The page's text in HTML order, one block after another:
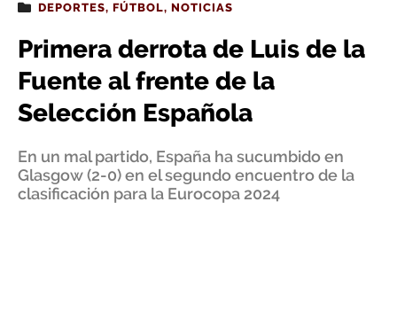
DEPORTES, FÚTBOL, NOTICIAS
Primera derrota de Luis de la
Fuente al frente de la
Selección Española
En un mal partido, España ha sucumbido en
Glasgow (2-0) en el segundo encuentro de la
clasificación para la Eurocopa 2024